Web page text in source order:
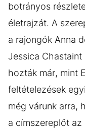
botrányos
életrajzát. A
a rajongók Anna
Jessica Chastaint
hozták már, mint
feltételezések
még várunk arra,
a címszereplőt az